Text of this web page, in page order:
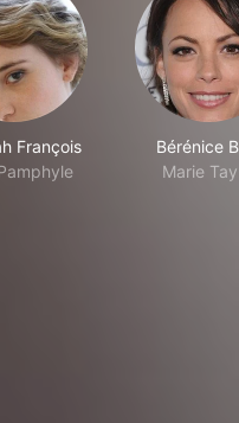
François
Bérénice
Marie